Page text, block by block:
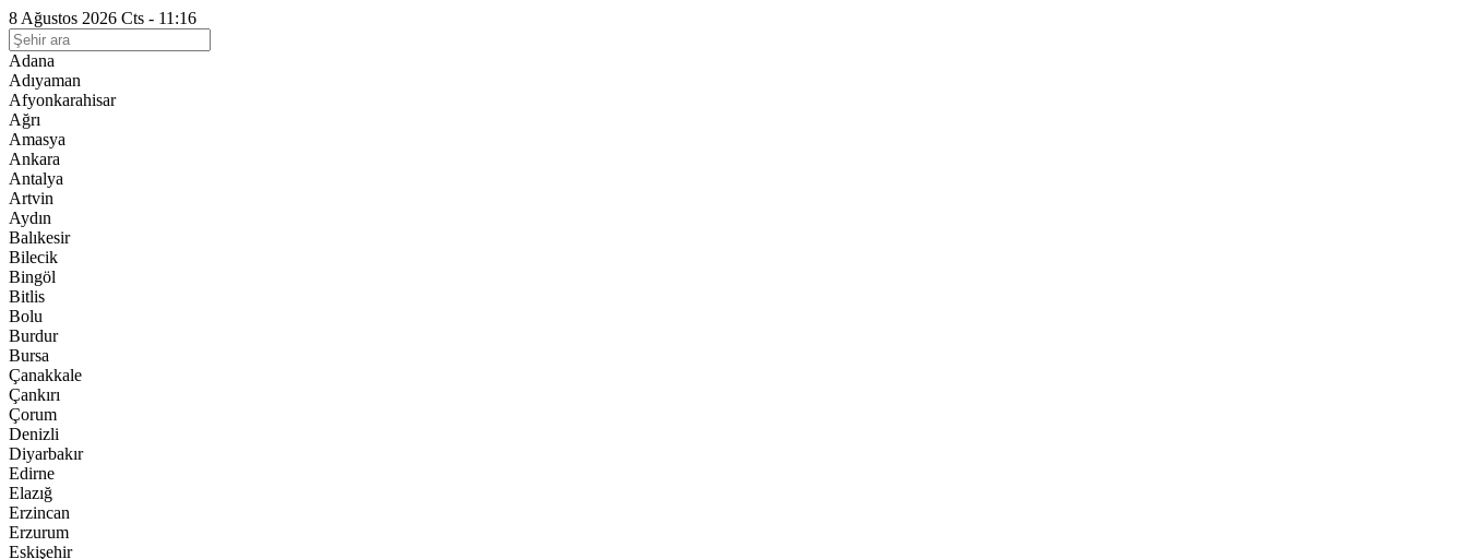
8 Ağustos 2026 Cts - 11:16
Adana
Adıyaman
Afyonkarahisar
Ağrı
Amasya
Ankara
Antalya
Artvin
Aydın
Balıkesir
Bilecik
Bingöl
Bitlis
Bolu
Burdur
Bursa
Çanakkale
Çankırı
Çorum
Denizli
Diyarbakır
Edirne
Elazığ
Erzincan
Erzurum
Eskişehir